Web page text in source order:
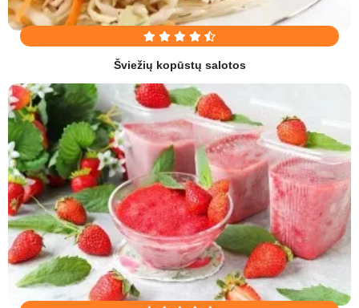
Šviežių kopūstų salotos